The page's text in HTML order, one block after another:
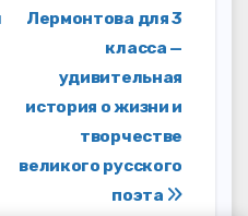
Лермонтова для 3
класса —
удивительная
история о жизни и
творчестве
великого русского
поэта